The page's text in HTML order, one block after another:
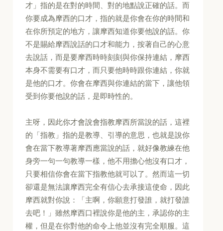
才」指的是在對的時間、對的地點說正確的話。而
你要成為摩西的口才，指的就是你會在你的時間和
在你所預定的地方，讓摩西知道你要他說的話。你
不是賜給摩西說話的口才和能力，按著自己的心意
去說話，而是要摩西時時刻刻與你保持連結，摩西
本身不需要有口才，而只要他時時跟你連結，你就
是他的口才。你會在摩西與你連結的當下，讓他領
受到你要他說的話，是即時性的。
主呀，因此你才會說會指教摩西所當說的話，這裡
的「指教」指的是教導、引導的意思，也就是說你
會在當下教導著摩西應當說的話，就好像教練在他
身旁一句一句教導一樣，他不用擔心他沒有口才，
只要相信你會在當下指教他就可以了。然而這一切
卻還是無法讓摩西完全有信心去承接這使命，因此
摩西就對你說：「主啊，你願意打發誰，就打發誰
去吧！」雖然摩西口裡說你是他的主，承認你的主
權，但是在你對他的命令上他並沒有完全順服。這